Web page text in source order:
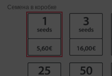
Семена в коробке